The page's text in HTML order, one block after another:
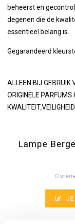
beheerst en
degenen die de
essentieel belang is.
Gegarandeerd
ALLEEN BIJ GEBRUIK
ORIGINELE PARFUMS
Lampe
0
JE